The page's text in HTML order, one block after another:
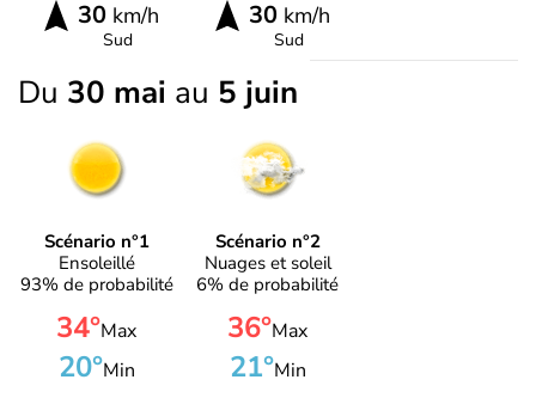
30km/h
Sud
30km/h
Sud
Du 30 mai au 5 juin
Scénario n°1
Ensoleillé
93% de probabilité
34°Max
20°Min
Scénario n°2
Nuages et soleil
6% de probabilité
36°Max
21°Min